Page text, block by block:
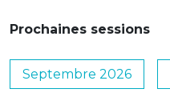
Prochaines sessions
Septembre 2026